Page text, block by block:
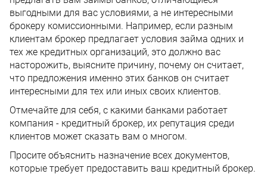
выгодными для вас условиями, а не интересными
брокеру комиссионными. Например, если разным
клиентам брокер предлагает условия займа одних и
тех же кредитных организаций, это должно вас
насторожить, выясните причину, почему он считает,
что предложения именно этих банков он считает
интересными для тех или иных своих клиентов.
Отмечайте для себя, с какими банками работает
компания - кредитный брокер, их репутация среди
клиентов может сказать вам о многом.
Просите объяснить назначение всех документов,
которые требует предоставить ваш кредитный брокер.